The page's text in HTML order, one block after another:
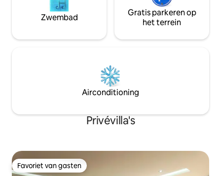
Zwembad
Gratis parkeren op
het terrein
Airconditioning
Privévilla's
Favoriet van gasten
Favoriet van gasten